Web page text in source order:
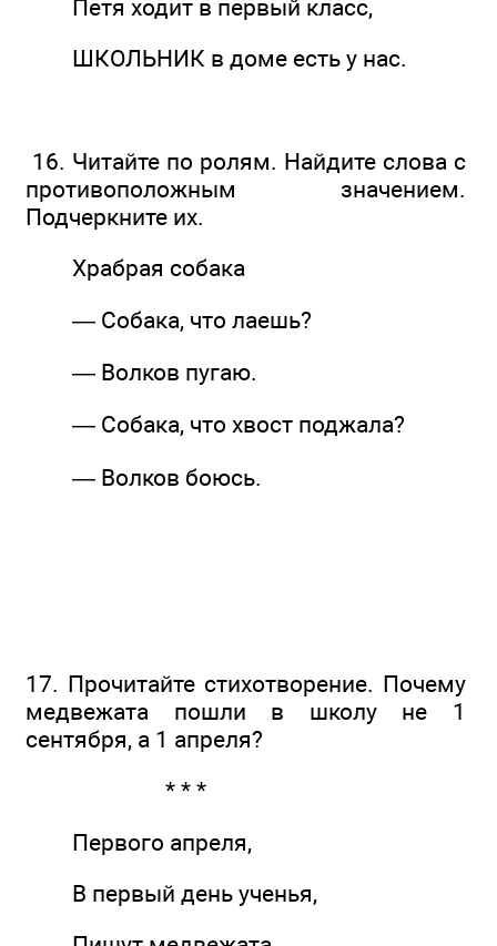
Петя ходит в первый класс,
ШКОЛЬНИК в доме есть у нас.
16. Читайте по ролям. Найдите слова с
противоположным значением.
Подчеркните их.
Храбрая собака
— Собака, что лаешь?
— Волков пугаю.
— Собака, что хвост поджала?
— Волков боюсь.
17. Прочитайте стихотворение. Почему
медвежата пошли в школу не 1
сентября, а 1 апреля?
* * *
Первого апреля,
В первый день ученья,